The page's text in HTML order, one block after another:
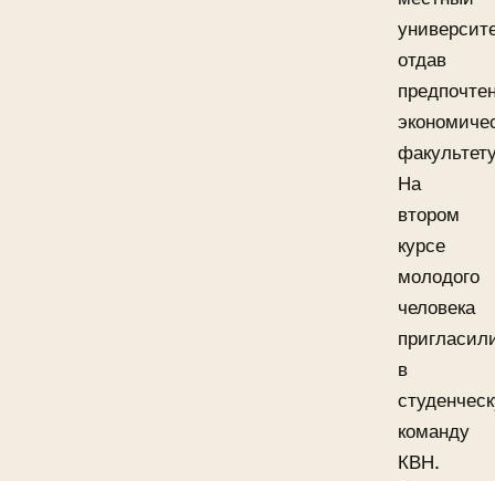
отдав
На
втором
курсе
молодого
человека
в
команду
КВН.